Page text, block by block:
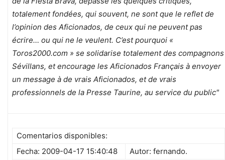
totalement fondées, qui souvent, ne sont que le reflet de
l’opinion des Aficionados, de ceux qui ne peuvent pas
écrire… ou qui ne le veulent. C’est pourquoi «
Toros2000.com » se solidarise totalement des compagnons
Sévillans, et encourage les Aficionados Français à envoyer
un message à de vrais Aficionados, et de vrais
professionnels de la Presse Taurine, au service du public"
Comentarios disponibles:
Fecha: 2009-04-17 15:40:48
Autor: fernando.